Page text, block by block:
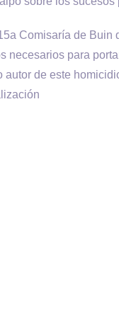
Comisaría de
necesarios para
de este